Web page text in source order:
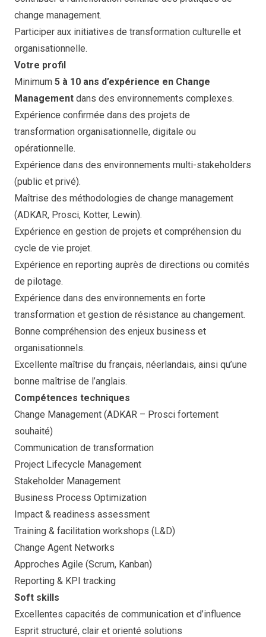
change management.
Participer aux initiatives de transformation culturelle et
organisationnelle.
Votre profil
Minimum 5 à 10 ans d’expérience en Change
Management dans des environnements complexes.
Expérience confirmée dans des projets de
transformation organisationnelle, digitale ou
opérationnelle.
Expérience dans des environnements multi-stakeholders
(public et privé).
Maîtrise des méthodologies de change management
(ADKAR, Prosci, Kotter, Lewin).
Expérience en gestion de projets et compréhension du
cycle de vie projet.
Expérience en reporting auprès de directions ou comités
de pilotage.
Expérience dans des environnements en forte
transformation et gestion de résistance au changement.
Bonne compréhension des enjeux business et
organisationnels.
Excellente maîtrise du français, néerlandais, ainsi qu’une
bonne maîtrise de l’anglais.
Compétences techniques
Change Management (ADKAR – Prosci fortement
souhaité)
Communication de transformation
Project Lifecycle Management
Stakeholder Management
Business Process Optimization
Impact & readiness assessment
Training & facilitation workshops (L&D)
Change Agent Networks
Approches Agile (Scrum, Kanban)
Reporting & KPI tracking
Soft skills
Excellentes capacités de communication et d’influence
Esprit structuré, clair et orienté solutions